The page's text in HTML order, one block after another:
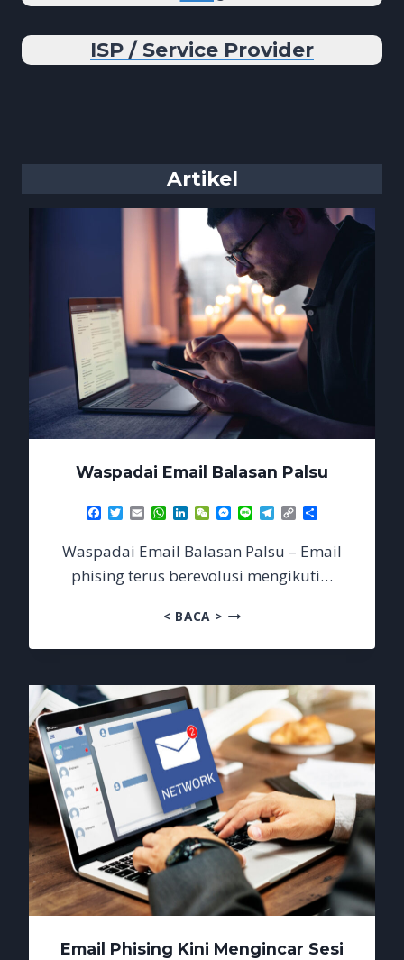
ISP / Service Provider
Artikel
Waspadai Email Balasan Palsu
Facebook
TwitterEmailWhatsApp
LinkedIn
WeChatMessenger
Line Telegram
Copy
Link
Waspadai Email Balasan Palsu – Email
phising terus berevolusi mengikuti…
< BACA >WASPADAI
BALASAN
Email Phising Kini Mengincar Sesi